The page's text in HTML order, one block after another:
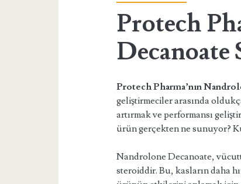
Protech
Decanoate
Protech Pharma’nın
geliştirmeciler arasında
artırmak ve performansı
ürün gerçekten ne sunuyor?
Nandrolone Decanoate,
steroiddir. Bu, kasların daha